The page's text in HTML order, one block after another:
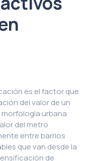
es el factor que
del valor de un
morfología urbana
del metro
entre barrios
que van desde la
de